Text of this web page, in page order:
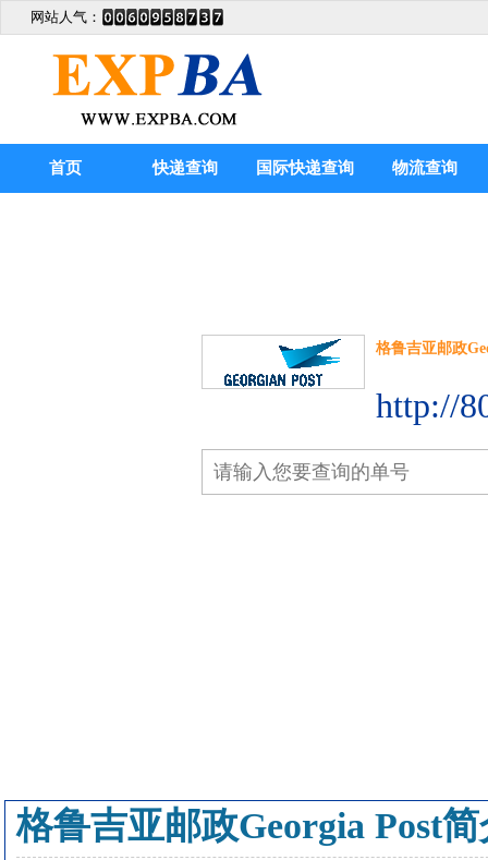
网站人气：
首页 快递查询 国际快递查询 物流查询
格鲁吉亚邮政
http://
格鲁吉亚邮政Georgia Post